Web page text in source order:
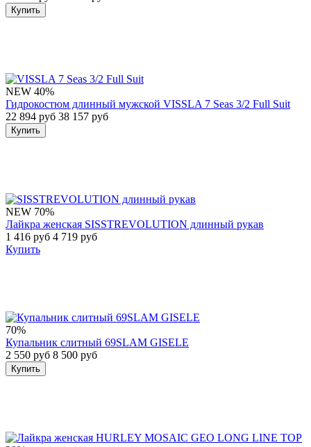
Купить
NEW 40%
Гидрокостюм длинный мужской VISSLA 7 Seas 3/2 Full Suit
22 894 руб 38 157 руб
Купить
NEW 70%
Лайкра женская SISSTREVOLUTION длинный рукав
1 416 руб 4 719 руб
Купить
70%
Купальник слитный 69SLAM GISELE
2 550 руб 8 500 руб
Купить